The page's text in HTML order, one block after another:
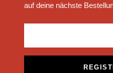
auf deine nächste